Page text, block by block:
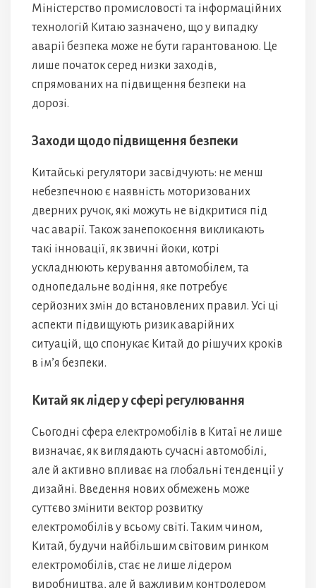
Міністерство промисловості та інформаційних
технологій Китаю зазначено, що у випадку
аварії безпека може не бути гарантованою. Це
лише початок серед низки заходів,
спрямованих на підвищення безпеки на
дорозі.
Заходи щодо підвищення безпеки
Китайські регулятори засвідчують: не менш
небезпечною є наявність моторизованих
дверних ручок, які можуть не відкритися під
час аварії. Також занепокоєння викликають
такі інновації, як звичні йоки, котрі
ускладнюють керування автомобілем, та
однопедальне водіння, яке потребує
серйозних змін до встановлених правил. Усі ці
аспекти підвищують ризик аварійних
ситуацій, що спонукає Китай до рішучих кроків
в ім’я безпеки.
Китай як лідер у сфері регулювання
Сьогодні сфера електромобілів в Китаї не лише
визначає, як виглядають сучасні автомобілі,
але й активно впливає на глобальні тенденції у
дизайні. Введення нових обмежень може
суттєво змінити вектор розвитку
електромобілів у всьому світі. Таким чином,
Китай, будучи найбільшим світовим ринком
електромобілів, стає не лише лідером
виробництва, але й важливим контролером